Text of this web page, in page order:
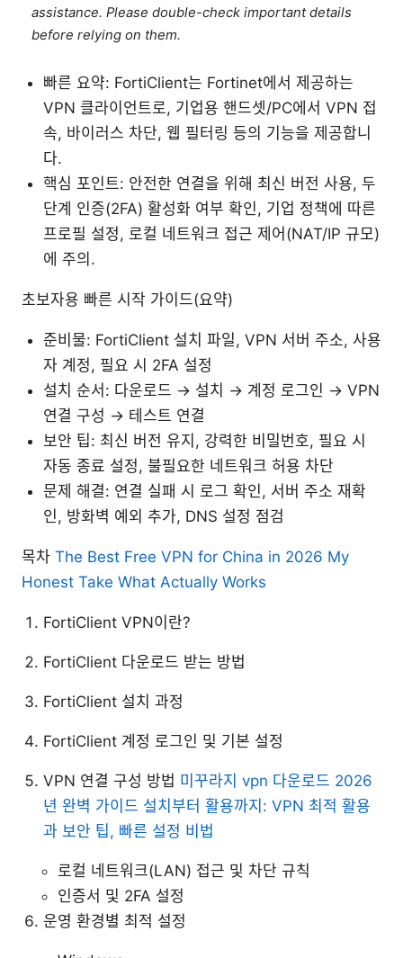
assistance. Please double-check important details
before relying on them.
빠른 요약: FortiClient는 Fortinet에서 제공하는
VPN 클라이언트로, 기업용 핸드셋/PC에서 VPN 접
속, 바이러스 차단, 웹 필터링 등의 기능을 제공합니
다.
핵심 포인트: 안전한 연결을 위해 최신 버전 사용, 두
단계 인증(2FA) 활성화 여부 확인, 기업 정책에 따른
프로필 설정, 로컬 네트워크 접근 제어(NAT/IP 규모)
에 주의.
초보자용 빠른 시작 가이드(요약)
준비물: FortiClient 설치 파일, VPN 서버 주소, 사용
자 계정, 필요 시 2FA 설정
설치 순서: 다운로드 → 설치 → 계정 로그인 → VPN
연결 구성 → 테스트 연결
보안 팁: 최신 버전 유지, 강력한 비밀번호, 필요 시
자동 종료 설정, 불필요한 네트워크 허용 차단
문제 해결: 연결 실패 시 로그 확인, 서버 주소 재확
인, 방화벽 예외 추가, DNS 설정 점검
목차 The Best Free VPN for China in 2026 My
Honest Take What Actually Works
FortiClient VPN이란?
FortiClient 다운로드 받는 방법
FortiClient 설치 과정
FortiClient 계정 로그인 및 기본 설정
VPN 연결 구성 방법 미꾸라지 vpn 다운로드 2026
년 완벽 가이드 설치부터 활용까지: VPN 최적 활용
과 보안 팁, 빠른 설정 비법
로컬 네트워크(LAN) 접근 및 차단 규칙
인증서 및 2FA 설정
운영 환경별 최적 설정